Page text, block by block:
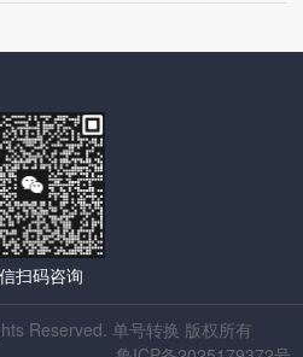
扫码咨询
Reserved. 单号转换 版权所有